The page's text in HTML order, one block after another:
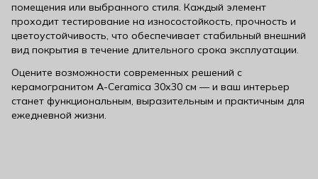
помещения или выбранного стиля. Каждый элемент
проходит тестирование на износостойкость, прочность и
цветоустойчивость, что обеспечивает стабильный внешний
вид покрытия в течение длительного срока эксплуатации.
Оцените возможности современных решений с
керамогранитом A-Ceramica 30х30 см — и ваш интерьер
станет функциональным, выразительным и практичным для
ежедневной жизни.